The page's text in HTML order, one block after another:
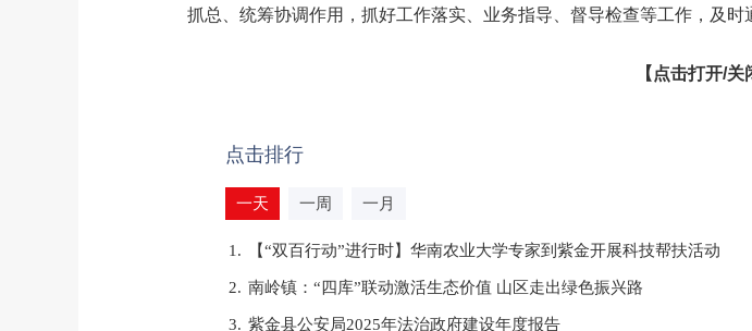
抓总、统筹协调作用，抓好工作落实、业务指导、督导检查等工作，及
【点击打开/关
点击排行
一天 一周 一月
1. 【“双百行动”进行时】华南农业大学专家到紫金开展科技帮扶活动
2. 南岭镇：“四库”联动激活生态价值 山区走出绿色振兴路
3. 紫金县公安局2025年法治政府建设年度报告